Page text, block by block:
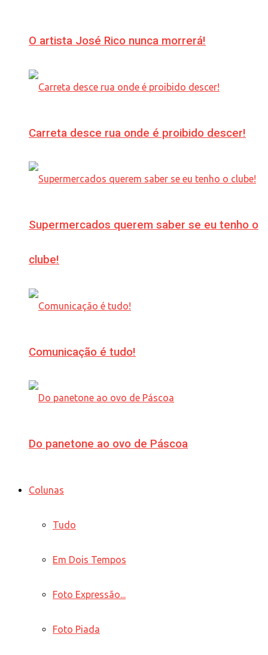
O artista José Rico nunca morrerá!
Carreta desce rua onde é proibido descer!
Supermercados querem saber se eu tenho o
clube!
Comunicação é tudo!
Do panetone ao ovo de Páscoa
Colunas
Tudo
Em Dois Tempos
Foto Expressão...
Foto Piada